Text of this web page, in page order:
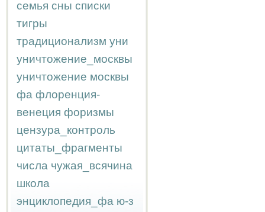
семья сны списки
тигры
традиционализм уни
уничтожение_москвы
уничтожение москвы
фа флоренция-
венеция форизмы
цензура_контроль
цитаты_фрагменты
числа чужая_всячина
школа
энциклопедия_фа ю-з